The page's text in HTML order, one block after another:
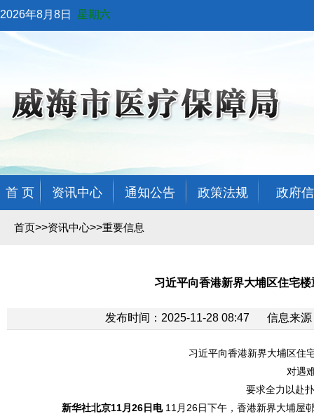
2026年8月8日 星期六
首 页 资讯中心 通知公告 政策法规 政府
首页>>资讯中心>>重要信息
习近平向香港新界大埔区住宅
发布时间：2025-11-28 08:47 信息来源
习近平向香港新界大埔区住
对遇
要求全力以赴
新华社北京11月26日电11月26日下午，香港新界大埔屋